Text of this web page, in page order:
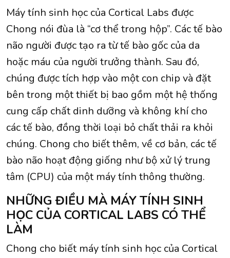
Máy tính sinh học của Cortical Labs được
Chong nói đùa là “cơ thể trong hộp”. Các tế bào
não người được tạo ra từ tế bào gốc của da
hoặc máu của người trưởng thành. Sau đó,
chúng được tích hợp vào một con chip và đặt
bên trong một thiết bị bao gồm một hệ thống
cung cấp chất dinh dưỡng và không khí cho
các tế bào, đồng thời loại bỏ chất thải ra khỏi
chúng. Chong cho biết thêm, về cơ bản, các tế
bào não hoạt động giống như bộ xử lý trung
tâm (CPU) của một máy tính thông thường.
NHỮNG ĐIỀU MÀ MÁY TÍNH SINH
HỌC CỦA CORTICAL LABS CÓ THỂ
LÀM
Chong cho biết máy tính sinh học của Cortical